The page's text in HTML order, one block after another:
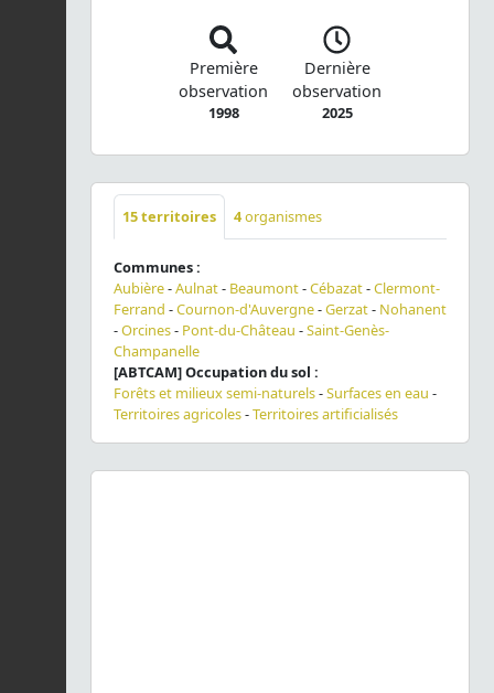
Première
observation
1998
Dernière
observation
2025
15territoires 4organismes
Communes :
Aubière-Aulnat- Beaumont-Cébazat-Clermont-
Ferrand -Cournon-d'Auvergne-Gerzat- Nohanent
-Orcines- Pont-du-Château -Saint-Genès-
Champanelle
[ABTCAM] Occupation du sol :
Forêts et milieux semi-naturels-Surfaces en eau -
Territoires agricoles-Territoires artificialisés